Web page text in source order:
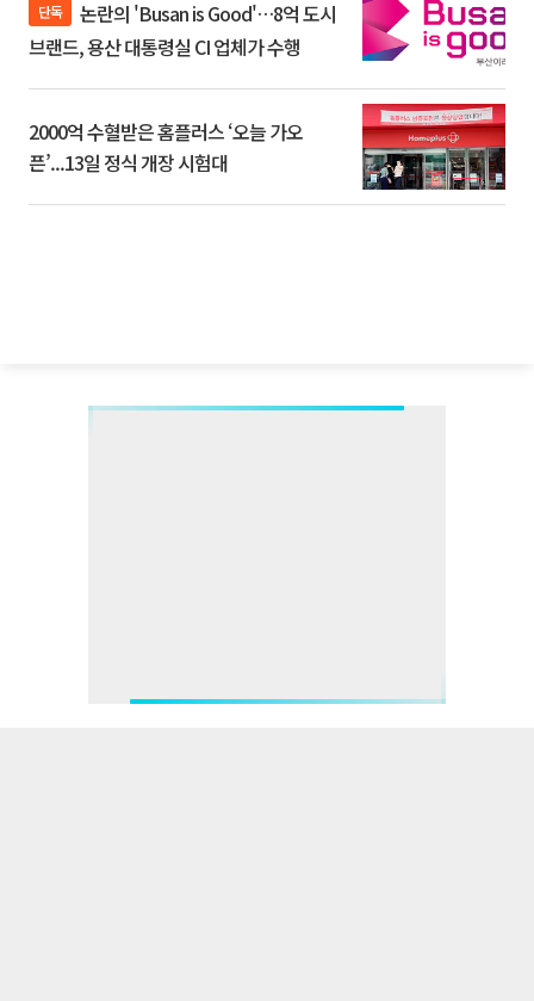
단독
브랜드, 용산 대통령실 CI 업체가 수행
2000억 수혈받은 홈플러스 ‘오늘 가오
픈’...13일 정식 개장 시험대